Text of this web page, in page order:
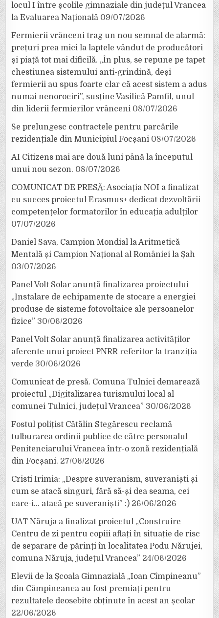
locul I între școlile gimnaziale din județul Vrancea
la Evaluarea Națională 09/07/2026
Fermierii vrânceni trag un nou semnal de alarmă:
prețuri prea mici la laptele vândut de producători
și piață tot mai dificilă. „În plus, se repune pe tapet
chestiunea sistemului anti-grindină, deși
fermierii au spus foarte clar că acest sistem a adus
numai nenorociri”, susține Vasilică Pamfil, unul
din liderii fermierilor vrânceni 08/07/2026
Se prelungesc contractele pentru parcările
rezidențiale din Municipiul Focșani 08/07/2026
AI Citizens mai are două luni până la începutul
unui nou sezon. 08/07/2026
COMUNICAT DE PRESĂ: Asociația NOI a finalizat
cu succes proiectul Erasmus+ dedicat dezvoltării
competențelor formatorilor în educația adulților
07/07/2026
Daniel Sava, Campion Mondial la Aritmetică
Mentală și Campion Național al României la Șah
03/07/2026
Panel Volt Solar anunță finalizarea proiectului
„Instalare de echipamente de stocare a energiei
produse de sisteme fotovoltaice ale persoanelor
fizice” 30/06/2026
Panel Volt Solar anunță finalizarea activităților
aferente unui proiect PNRR referitor la tranziția
verde 30/06/2026
Comunicat de presă. Comuna Tulnici demarează
proiectul „Digitalizarea turismului local al
comunei Tulnici, județul Vrancea” 30/06/2026
Fostul polițist Cătălin Stegărescu reclamă
tulburarea ordinii publice de către personalul
Penitenciarului Vrancea într-o zonă rezidențială
din Focșani. 27/06/2026
Cristi Irimia: „Despre suveranism, suveraniști și
cum se atacă singuri, fără să-și dea seama, cei
care-i… atacă pe suveraniști” :) 26/06/2026
UAT Năruja a finalizat proiectul „Construire
Centru de zi pentru copiii aflați în situație de risc
de separare de părinți în localitatea Podu Nărujei,
comuna Năruja, județul Vrancea” 24/06/2026
Elevii de la Școala Gimnazială „Ioan Cîmpineanu”
din Câmpineanca au fost premiați pentru
rezultatele deosebite obținute în acest an școlar
22/06/2026